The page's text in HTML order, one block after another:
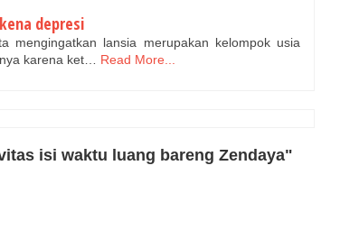
depresi
mengingatkan lansia merupakan kelompok usia
karena ket…
Read More...
isi waktu luang bareng Zendaya"